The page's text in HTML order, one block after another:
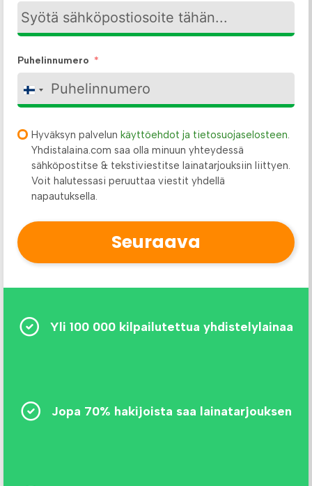
Puhelinnumero
F
i
l
a
n
d
+
5
Hyväksyn palvelun käyttöehdot ja tietosuojaselosteen.
Yhdistalaina.com saa olla minuun yhteydessä
sähköpostitse & tekstiviestitse lainatarjouksiin liittyen.
Voit halutessasi peruuttaa viestit yhdellä
napautuksella.
Seuraava
Yli 100 000 kilpailutettua yhdistelylainaa
Jopa 70% hakijoista saa lainatarjouksen